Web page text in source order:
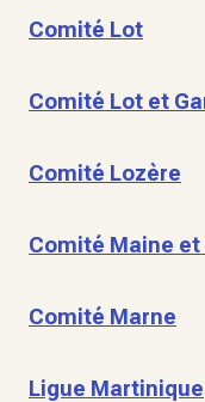
Comité Lot
Comité Lot et
Comité Lozère
Comité Maine et
Comité Marne
Ligue Martinique